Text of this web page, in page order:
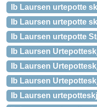
Ib Laursen urtepotte
Ib Laursen urtepotte
Ib Laursen urtepotte
Ib Laursen
Ib Laursen
Ib Laursen
Ib Laursen